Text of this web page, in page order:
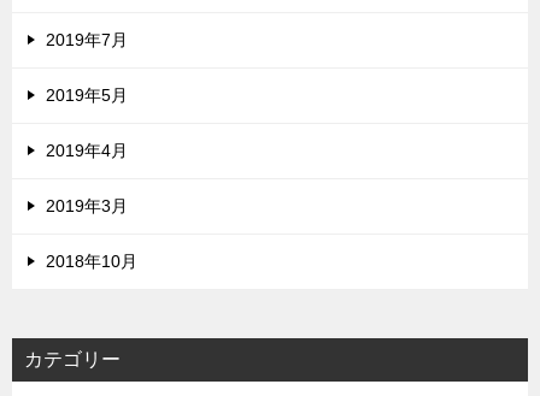
2019年7月
2019年5月
2019年4月
2019年3月
2018年10月
カテゴリー